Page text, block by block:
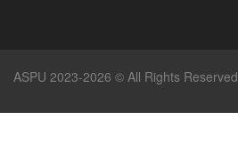
ASPU 2023-2026 © All Rights Reserved